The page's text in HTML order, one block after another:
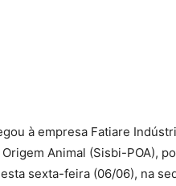
à empresa Fatiare
Animal (Sisbi-POA),
sexta-feira (06/06), na